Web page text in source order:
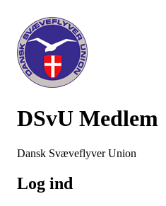
DSvU Medlem
Dansk Svæveflyver Union
Log ind